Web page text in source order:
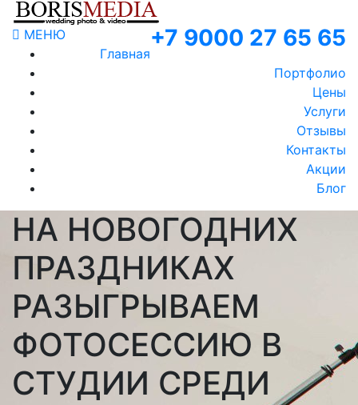
+7 9000 27 65 65
МЕНЮ
Главная
Портфолио
Цены
Услуги
Отзывы
Контакты
Акции
Блог
НА НОВОГОДНИХ
ПРАЗДНИКАХ
РАЗЫГРЫВАЕМ
ФОТОСЕССИЮ В
СТУДИИ СРЕДИ